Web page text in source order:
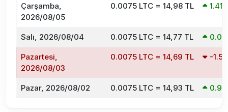
Çarşamba,
2026/08/05
0.0075 LTC = 14,98 TL
Salı, 2026/08/04 0.0075 LTC = 14,77 TL
Pazartesi,
2026/08/03
0.0075 LTC = 14,69 TL -
Pazar, 2026/08/02 0.0075 LTC = 14,93 TL